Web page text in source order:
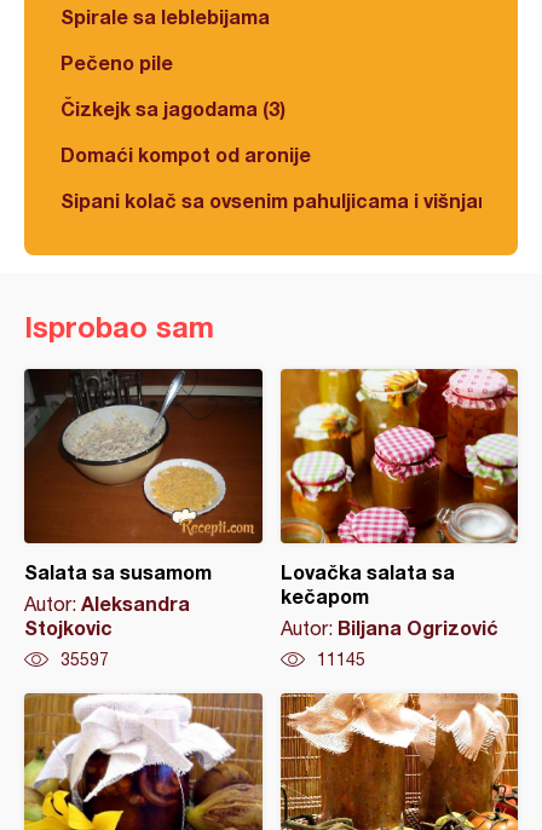
Spirale sa leblebijama
Pečeno pile
Čizkejk sa jagodama (3)
Domaći kompot od aronije
Sipani kolač sa ovsenim pahuljicama i višnjama
Isprobao sam
Salata sa susamom
Autor: Aleksandra
Stojkovic
35597
Lovačka salata sa
kečapom
Autor: Biljana Ogrizović
11145